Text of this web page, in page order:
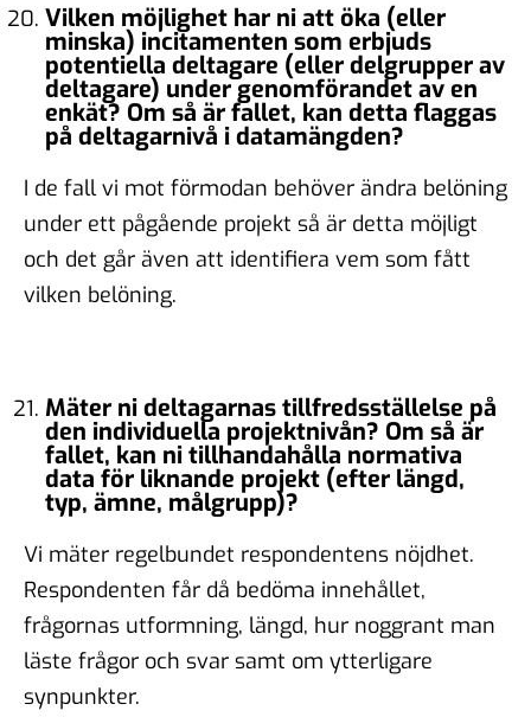
Vilken möjlighet har ni att öka (eller
minska) incitamenten som erbjuds
potentiella deltagare (eller delgrupper av
deltagare) under genomförandet av en
enkät? Om så är fallet, kan detta flaggas
på deltagarnivå i datamängden?
I de fall vi mot förmodan behöver ändra belöning
under ett pågående projekt så är detta möjligt
och det går även att identifiera vem som fått
vilken belöning.
Mäter ni deltagarnas tillfredsställelse på
den individuella projektnivån? Om så är
fallet, kan ni tillhandahålla normativa
data för liknande projekt (efter längd,
typ, ämne, målgrupp)?
Vi mäter regelbundet respondentens nöjdhet.
Respondenten får då bedöma innehållet,
frågornas utformning, längd, hur noggrant man
läste frågor och svar samt om ytterligare
synpunkter.